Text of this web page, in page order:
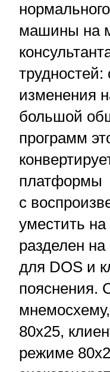
машины на
изменения
большой
программ
платформы
с
уместить
разделен
для DOS и
пояснения.
80x25,
режиме